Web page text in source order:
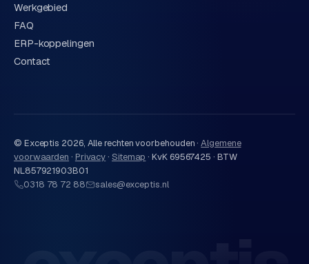
Werkgebied
FAQ
ERP-koppelingen
Contact
© Exceptis 2026, Alle rechten voorbehouden · Algemene
voorwaarden · Privacy· Sitemap ·KvK 69567425 · BTW
NL857921903B01
0318 78 72 88
sales@exceptis.nl